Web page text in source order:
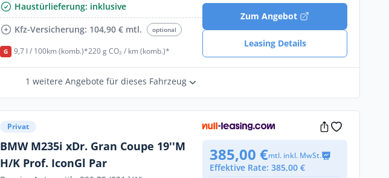
Haustürlieferung: inklusive
Kfz-Versicherung: 104,90 € mtl.
optional
G 9,7 l / 100km (komb.)*220 g CO₂ / km (komb.)*
Zum Angebot
Leasing Details
1 weitere Angebote für dieses Fahrzeug
Privat
BMW M235i xDr. Gran Coupe 19''M
H/K Prof. IconGl Par
385,00 €mtl. inkl. MwSt.
Effektive Rate: 385,00 €